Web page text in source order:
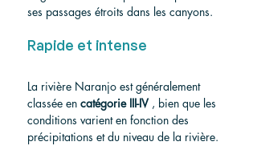
ses passages étroits dans les canyons.
Rapide et intense
La rivière Naranjo est généralement
classée en catégorie III-IV , bien que les
conditions varient en fonction des
précipitations et du niveau de la rivière.